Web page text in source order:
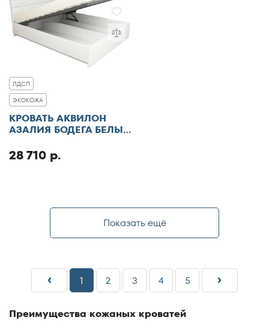
ЛДСП
ЭКОКОЖА
КРОВАТЬ АКВИЛОН
АЗАЛИЯ БОДЕГА БЕЛЫЙ
28 710 р.
Показать ещё
1 2 3 4 5
Преимущества кожаных кроватей